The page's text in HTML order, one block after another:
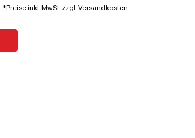
*Preise inkl. MwSt. zzgl. Versandkosten